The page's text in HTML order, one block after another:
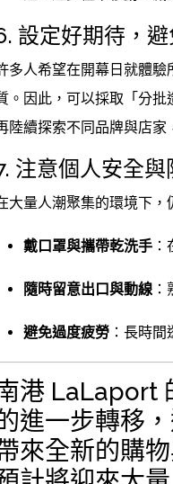
設定好期待，
多人希望在開幕日就體
。因此，可以採取「分
陸續探索不同品牌與店家
注意個人安全
大量人潮聚集的環境下，
戴口罩與攜帶乾洗手
隨時留意出口與動線
避免過度疲勞 ：長時
港 LaLaport
進一步轉移
來全新的購